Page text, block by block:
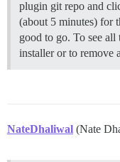
plugin git repo and
(about 5 minutes) for
good to go. To see
installer or to
NateDhaliwal (Nate